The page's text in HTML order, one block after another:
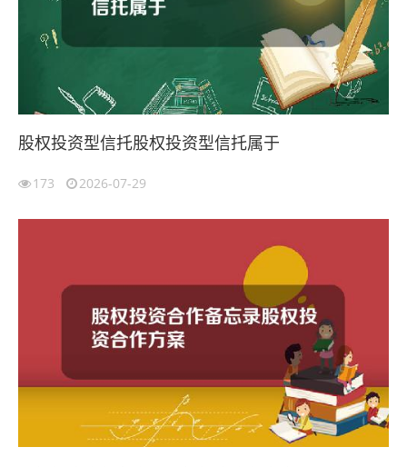
股权投资型信托股权投资型信托属于
173 2026-07-29